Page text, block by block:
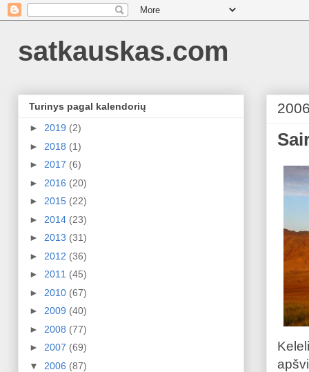
satkauskas.com
Turinys pagal kalendorių
► 2019 (2)
► 2018 (1)
► 2017 (6)
► 2016 (20)
► 2015 (22)
► 2014 (23)
► 2013 (31)
► 2012 (36)
► 2011 (45)
► 2010 (67)
► 2009 (40)
► 2008 (77)
► 2007 (69)
▼ 2006 (87)